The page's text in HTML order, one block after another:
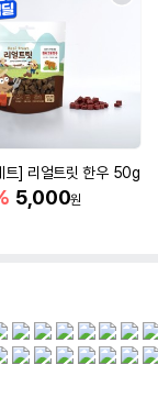
트] 리얼트릿 한우 50g
5,000원